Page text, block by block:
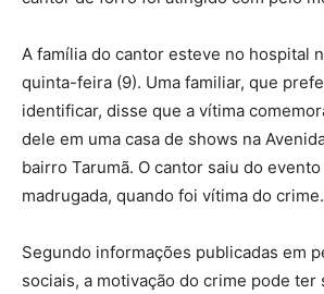
A família do cantor esteve no hospital
quinta-feira (9). Uma familiar, que
identificar, disse que a vítima
dele em uma casa de shows na
bairro Tarumã. O cantor saiu do
madrugada, quando foi vítima do crime.
Segundo informações publicadas em
sociais, a motivação do crime pode ter